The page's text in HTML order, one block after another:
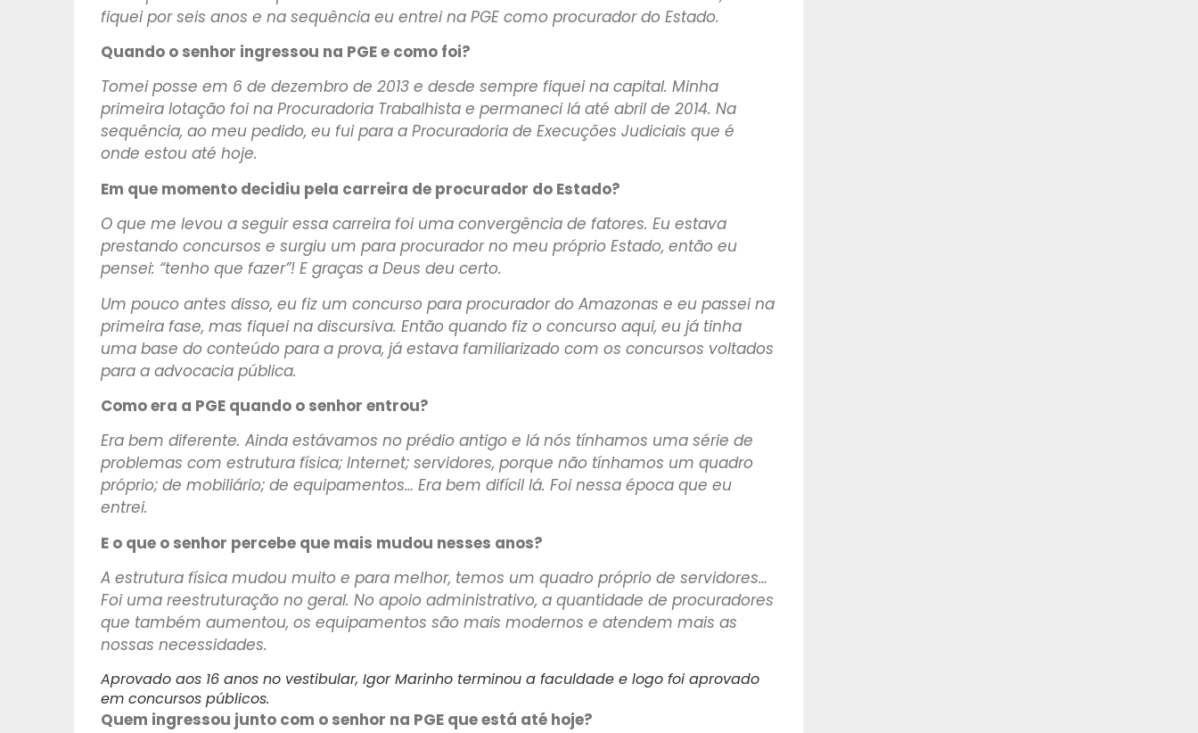
fiquei por seis anos e na sequência eu entrei na PGE como procurador do Estado.
Quando o senhor ingressou na PGE e como foi?
Tomei posse em 6 de dezembro de 2013 e desde sempre fiquei na capital. Minha
primeira lotação foi na Procuradoria Trabalhista e permaneci lá até abril de 2014. Na
sequência, ao meu pedido, eu fui para a Procuradoria de Execuções Judiciais que é
onde estou até hoje.
Em que momento decidiu pela carreira de procurador do Estado?
O que me levou a seguir essa carreira foi uma convergência de fatores. Eu estava
prestando concursos e surgiu um para procurador no meu próprio Estado, então eu
pensei: “tenho que fazer”! E graças a Deus deu certo.
Um pouco antes disso, eu fiz um concurso para procurador do Amazonas e eu passei na
primeira fase, mas fiquei na discursiva. Então quando fiz o concurso aqui, eu já tinha
uma base do conteúdo para a prova, já estava familiarizado com os concursos voltados
para a advocacia pública.
Como era a PGE quando o senhor entrou?
Era bem diferente. Ainda estávamos no prédio antigo e lá nós tínhamos uma série de
problemas com estrutura física; Internet; servidores, porque não tínhamos um quadro
próprio; de mobiliário; de equipamentos… Era bem difícil lá. Foi nessa época que eu
entrei.
E o que o senhor percebe que mais mudou nesses anos?
A estrutura física mudou muito e para melhor, temos um quadro próprio de servidores…
Foi uma reestruturação no geral. No apoio administrativo, a quantidade de procuradores
que também aumentou, os equipamentos são mais modernos e atendem mais as
nossas necessidades.
Aprovado aos 16 anos no vestibular, Igor Marinho terminou a faculdade e logo foi aprovado
em concursos públicos.
Quem ingressou junto com o senhor na PGE que está até hoje?